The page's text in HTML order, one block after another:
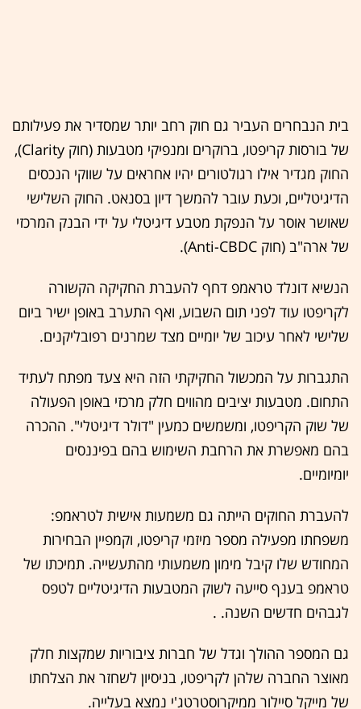
בית הנבחרים העביר גם חוק רחב יותר שמסדיר את פעילותם
של בורסות קריפטו, ברוקרים ומנפיקי מטבעות (חוק Clarity),
החוק מגדיר אילו רגולטורים יהיו אחראים על שווקי הנכסים
הדיגיטליים, וכעת עובר להמשך דיון בסנאט. החוק השלישי
שאושר אוסר על הנפקת מטבע דיגיטלי על ידי הבנק המרכזי
של ארה"ב (חוק Anti-CBDC).
הנשיא דונלד טראמפ דחף להעברת החקיקה הקשורה
לקריפטו עוד לפני תום השבוע, ואף התערב באופן ישיר ביום
שלישי לאחר עיכוב של יומיים מצד שמרנים רפובליקנים.
התגברות על המכשול החקיקתי הזה היא צעד מפתח לעתיד
התחום. מטבעות יציבים מהווים חלק מרכזי באופן הפעולה
של שוק הקריפטו, ומשמשים כמעין "דולר דיגיטלי". ההכרה
בהם מאפשרת את הרחבת השימוש בהם בפיננסים
יומיומיים.
להעברת החוקים הייתה גם משמעות אישית לטראמפ:
משפחתו מפעילה מספר מיזמי קריפטו, וקמפיין הבחירות
המחודש שלו קיבל מימון משמעותי מהתעשייה. תמיכתו של
טראמפ בענף סייעה לשוק המטבעות הדיגיטליים לטפס
לגבהים חדשים השנה. .
גם המספר ההולך וגדל של חברות ציבוריות שמקצות חלק
מאוצר החברה שלהן לקריפטו, בניסיון לשחזר את הצלחתו
של מייקל סיילור ממיקרוסטרטג'י נמצא בעלייה.